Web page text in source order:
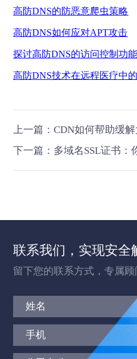
高防DNS的防恶意爬虫策略
高防DNS如何应对APT攻击
探讨高防DNS的访问控制功能
高防DNS技术在远程医疗中
上一篇：CDN如何帮助缓
下一篇：多域名SSL证书：
联系我们，实现安全
留下您的联系方式，专属